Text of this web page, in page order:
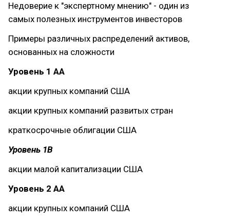
Недоверие к "экспертному мнению" - один из
самых полезных инструментов инвесторов
Примеры различных распределений активов,
основанных на сложности
Уровень 1 АА
акции крупных компаний США
акции крупных компаний развитых стран
краткосрочные облигации США
Уровень 1B
акции малой капитализации США
Уровень 2 АА
акции крупных компаний США